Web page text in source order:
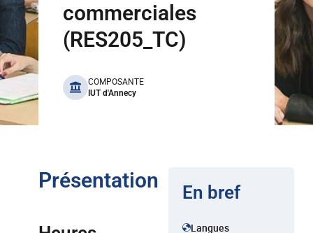
commerciales
(RES205_TC)
benefits
COMPOSANTE
IUT d'Annecy
Présentation En bref
Langues